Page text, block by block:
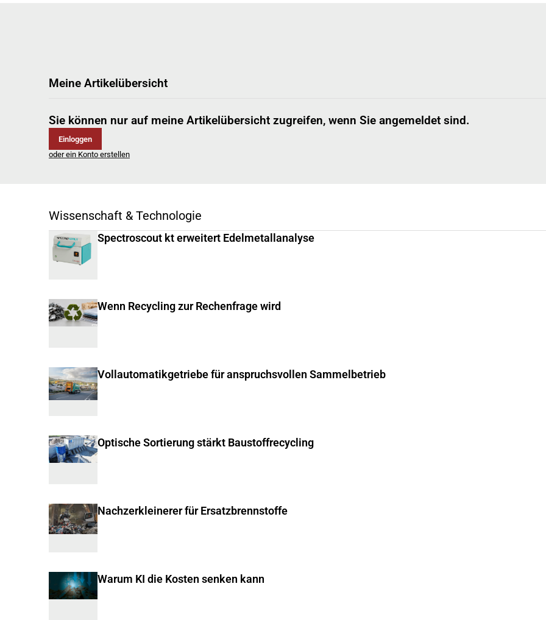
Meine Artikelübersicht
Sie können nur auf meine Artikelübersicht zugreifen, wenn Sie angemeldet sind.
Einloggen
oder ein Konto erstellen
Wissenschaft & Technologie
Spectroscout kt erweitert Edelmetallanalyse
Wenn Recycling zur Rechenfrage wird
Vollautomatikgetriebe für anspruchsvollen Sammelbetrieb
Optische Sortierung stärkt Baustoffrecycling
Nachzerkleinerer für Ersatzbrennstoffe
Warum KI die Kosten senken kann